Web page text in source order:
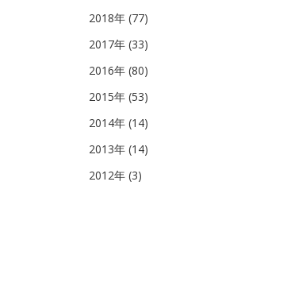
2018年 (77)
2017年 (33)
2016年 (80)
2015年 (53)
2014年 (14)
2013年 (14)
2012年 (3)